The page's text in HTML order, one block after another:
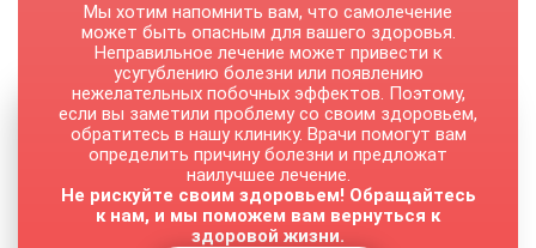
Мы хотим напомнить вам, что самолечение
может быть опасным для вашего здоровья.
Неправильное лечение может привести к
усугублению болезни или появлению
нежелательных побочных эффектов. Поэтому,
если вы заметили проблему со своим здоровьем,
обратитесь в нашу клинику. Врачи помогут вам
определить причину болезни и предложат
наилучшее лечение.
Не рискуйте своим здоровьем! Обращайтесь
к нам, и мы поможем вам вернуться к
здоровой жизни.